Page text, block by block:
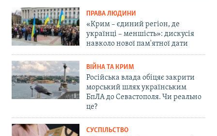
ПРАВА ЛЮДИНИ
«Крим – єдиний регіон, де
українці – меншість»: дискусія
навколо нової пам'ятної дати
ВІЙНА ТА КРИМ
Російська влада обіцяє закрити
морський шлях українським
БпЛА до Севастополя. Чи реально
це?
СУСПІЛЬСТВО